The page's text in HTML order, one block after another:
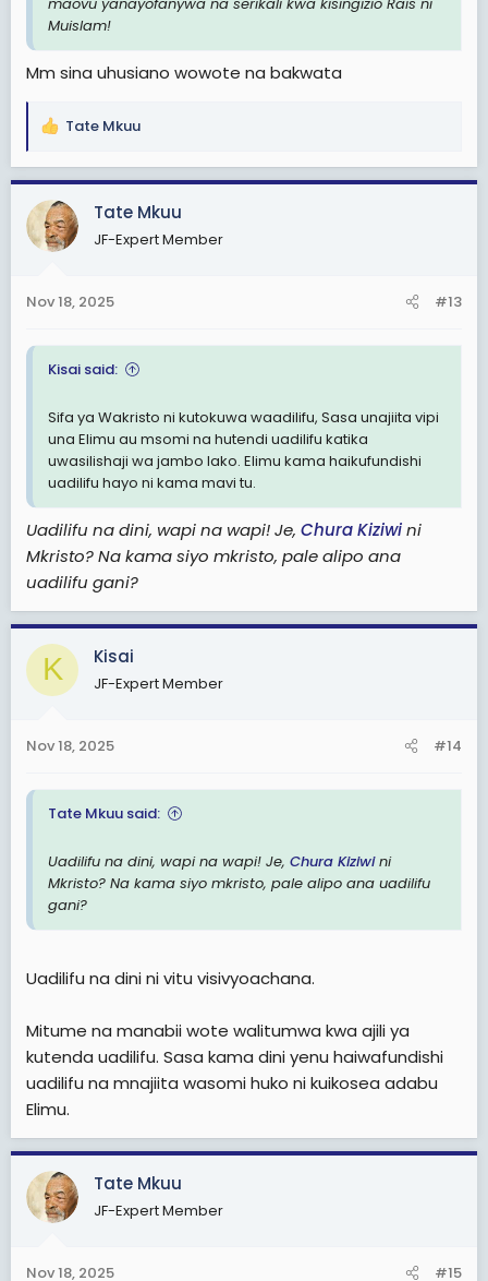
maovu yanayofanywa na serikali kwa kisingizio Rais ni
Muislam!
Mm sina uhusiano wowote na bakwata
R
a
c
t
i
s
Tate Mkuu
Tate Mkuu
JF-Expert Member
Nov 18, 2025 #13
Kisai said:
Sifa ya Wakristo ni kutokuwa waadilifu, Sasa unajiita vipi
una Elimu au msomi na hutendi uadilifu katika
uwasilishaji wa jambo lako. Elimu kama haikufundishi
uadilifu hayo ni kama mavi tu.
Uadilifu na dini, wapi na wapi! Je, ChuraKiziwini
Mkristo? Na kama siyo mkristo, pale alipo ana
uadilifu gani?
K Kisai
JF-Expert Member
Nov 18, 2025 #14
Tate Mkuu said:
Uadilifu na dini, wapi na wapi! Je, Chura Kiziwini
Mkristo? Na kama siyo mkristo, pale alipo ana uadilifu
gani?
Uadilifu na dini ni vitu visivyoachana.
Mitume na manabii wote walitumwa kwa ajili ya
kutenda uadilifu. Sasa kama dini yenu haiwafundishi
uadilifu na mnajiita wasomi huko ni kuikosea adabu
Elimu.
Tate Mkuu
JF-Expert Member
Nov 18, 2025 #15